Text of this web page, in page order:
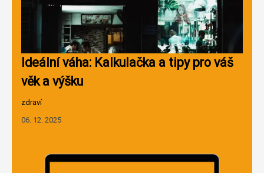
Ideální váha: Kalkulačka a tipy pro váš
věk a výšku
zdraví
06. 12. 2025